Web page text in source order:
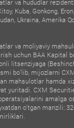
va hududlar
Kuba, Gonkong,
Ukraina, Amerika
va moliyaviy
uchun BAA Kapital
litsenziyaga
bo‘lib, mijozlarni
mahsulotlar hamda
yuritadi. CXM
amalga
o‘tgan manzili: